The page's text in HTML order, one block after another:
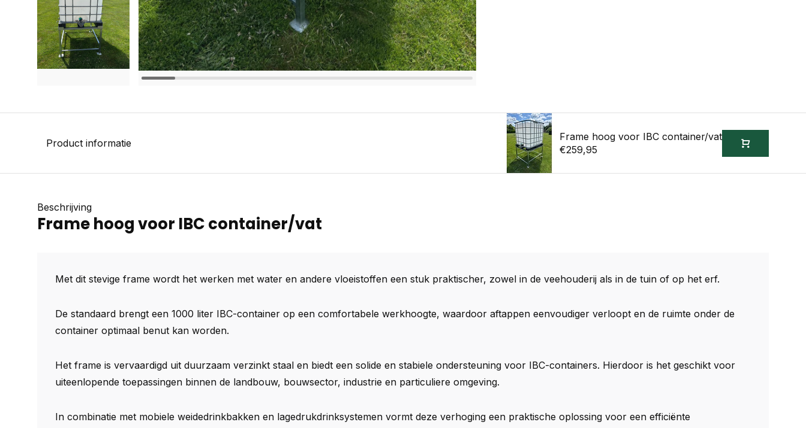
Product informatie
Frame hoog voor IBC container/vat
€259,95
Beschrijving
Frame hoog voor IBC container/vat
Met dit stevige frame wordt het werken met water en andere vloeistoffen een stuk praktischer, zowel in de veehouderij als in de tuin of op het erf.
De standaard brengt een 1000 liter IBC-container op een comfortabele werkhoogte, waardoor aftappen eenvoudiger verloopt en de ruimte onder de
container optimaal benut kan worden.
Het frame is vervaardigd uit duurzaam verzinkt staal en biedt een solide en stabiele ondersteuning voor IBC-containers. Hierdoor is het geschikt voor
uiteenlopende toepassingen binnen de landbouw, bouwsector, industrie en particuliere omgeving.
In combinatie met mobiele weidedrinkbakken en lagedrukdrinksystemen vormt deze verhoging een praktische oplossing voor een efficiënte